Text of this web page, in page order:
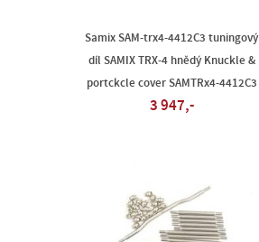
Samix SAM-trx4-4412C3 tuningový
díl SAMIX TRX-4 hnědý Knuckle &
portckcle cover SAMTRx4-4412C3
3 947,-